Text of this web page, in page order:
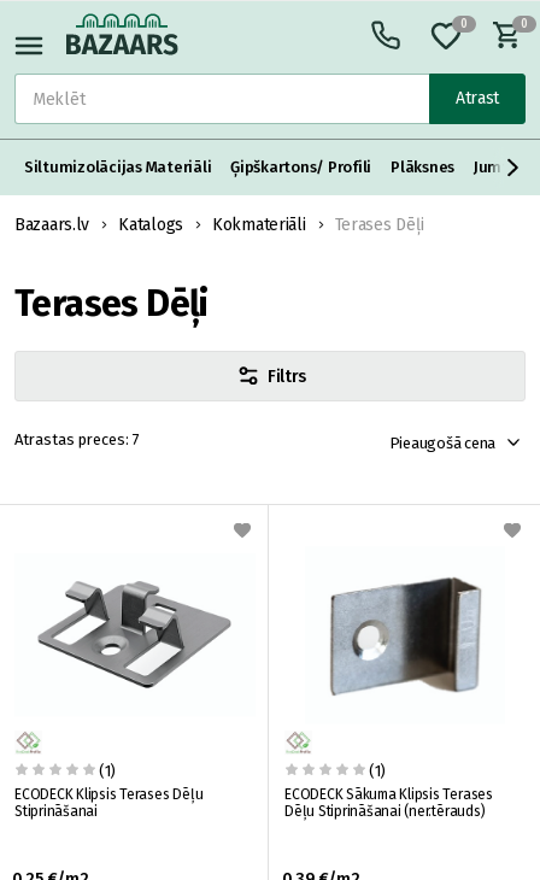
Atrast
0 0
Siltumizolācijas Materiāli Ģipškartons/ Profili Plāksnes Jumta
Bazaars.lv Katalogs Kokmateriāli Terases Dēļi
Terases Dēļi
Filtrs
7 Pieaugošā cena
(1)
ECODECK Klipsis Terases Dēļu
Stiprināšanai
(1)
ECODECK Sākuma Klipsis Terases
Dēļu Stiprināšanai (ner.tērauds)